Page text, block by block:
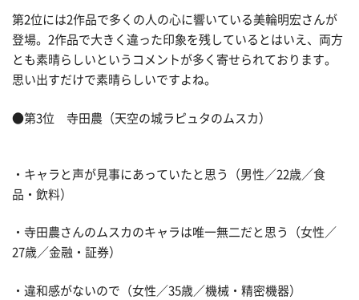
第2位には2作品で多くの人の心に響いている美輪明宏さんが
登場。2作品で大きく違った印象を残しているとはいえ、両方
とも素晴らしいというコメントが多く寄せられております。
思い出すだけで素晴らしいですよね。
●第3位 寺田農（天空の城ラピュタのムスカ）
・キャラと声が見事にあっていたと思う（男性／22歳／食
品・飲料）
・寺田農さんのムスカのキャラは唯一無二だと思う（女性／
27歳／金融・証券）
・違和感がないので（女性／35歳／機械・精密機器）